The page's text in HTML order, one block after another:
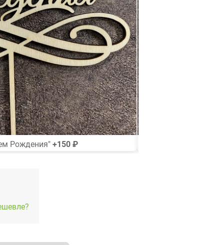
Рождения" +150 ₽